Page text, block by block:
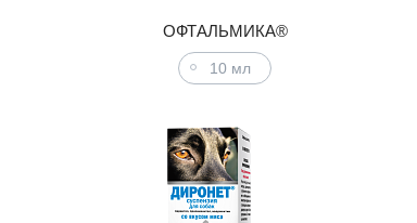
ОФТАЛЬМИКА®
10 мл